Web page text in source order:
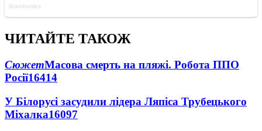
ЧИТАЙТЕ ТАКОЖ
СюжетМасова смерть на пляжі. Робота ППО
Росії16414
У Білорусі засудили лідера Ляпіса Трубецького
Міхалка16097